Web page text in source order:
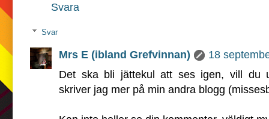
Svara
Svar
Mrs E (ibland Grefvinnan)
18
Det ska bli jättekul att ses igen, vill du
skriver jag mer på min andra blogg